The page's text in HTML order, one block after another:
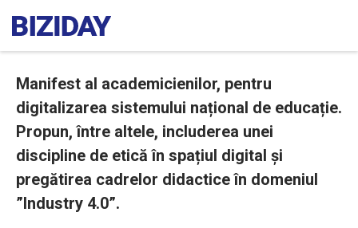
Manifest al academicienilor, pentru
digitalizarea sistemului național de educație.
Propun, între altele, includerea unei
discipline de etică în spațiul digital și
pregătirea cadrelor didactice în domeniul
”Industry 4.0”.